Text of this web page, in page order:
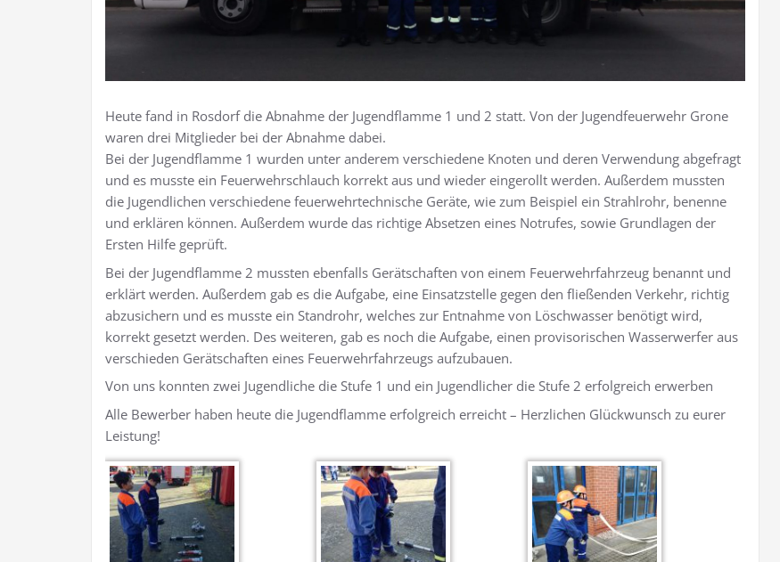
Heute fand in Rosdorf die Abnahme der Jugendflamme 1 und 2 statt. Von der Jugendfeuerwehr Grone
waren drei Mitglieder bei der Abnahme dabei.
Bei der Jugendflamme 1 wurden unter anderem verschiedene Knoten und deren Verwendung abgefragt
und es musste ein Feuerwehrschlauch korrekt aus und wieder eingerollt werden. Außerdem mussten
die Jugendlichen verschiedene feuerwehrtechnische Geräte, wie zum Beispiel ein Strahlrohr, benenne
und erklären können. Außerdem wurde das richtige Absetzen eines Notrufes, sowie Grundlagen der
Ersten Hilfe geprüft.
Bei der Jugendflamme 2 mussten ebenfalls Gerätschaften von einem Feuerwehrfahrzeug benannt und
erklärt werden. Außerdem gab es die Aufgabe, eine Einsatzstelle gegen den fließenden Verkehr, richtig
abzusichern und es musste ein Standrohr, welches zur Entnahme von Löschwasser benötigt wird,
korrekt gesetzt werden. Des weiteren, gab es noch die Aufgabe, einen provisorischen Wasserwerfer aus
verschieden Gerätschaften eines Feuerwehrfahrzeugs aufzubauen.
Von uns konnten zwei Jugendliche die Stufe 1 und ein Jugendlicher die Stufe 2 erfolgreich erwerben
Alle Bewerber haben heute die Jugendflamme erfolgreich erreicht – Herzlichen Glückwunsch zu eurer
Leistung!